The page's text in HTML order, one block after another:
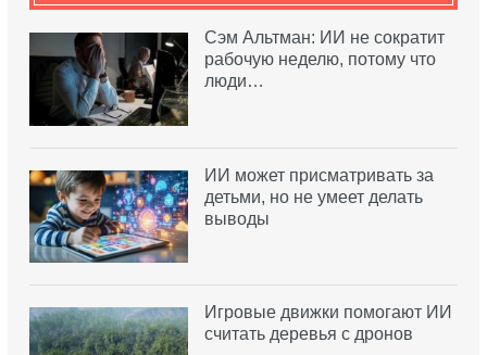
Сэм Альтман: ИИ не сократит
рабочую неделю, потому что
люди…
ИИ может присматривать за
детьми, но не умеет делать
выводы
Игровые движки помогают ИИ
считать деревья с дронов